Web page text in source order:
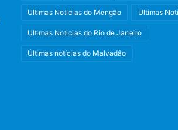
Ultimas Noticias do Mengão Ultimas
Ultimas Noticias do Rio de Janeiro
Últimas notícias do Malvadão